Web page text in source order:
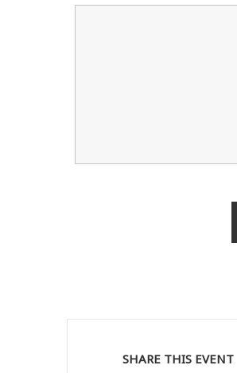
SHARE THIS EVENT